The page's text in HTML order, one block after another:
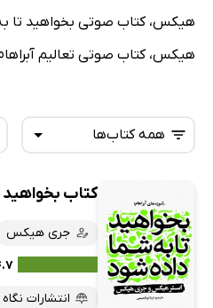
هیکس، کتاب صوتی بخواهید تا
هیکس، کتاب صوتی تعالیم
همه کتاب‌ها
همه کتاب‌ها
کتاب‌های صوتی
کتاب‌های متنی
کتاب بخواهید
جری هیکس
انتشارات